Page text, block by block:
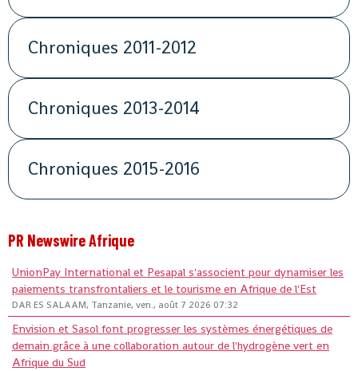
Chroniques 2011-2012
Chroniques 2013-2014
Chroniques 2015-2016
PR Newswire Afrique
UnionPay International et Pesapal s'associent pour dynamiser les
paiements transfrontaliers et le tourisme en Afrique de l'Est
DAR ES SALAAM, Tanzanie, ven., août 7 2026 07:32
Envision et Sasol font progresser les systèmes énergétiques de
demain grâce à une collaboration autour de l'hydrogène vert en
Afrique du Sud